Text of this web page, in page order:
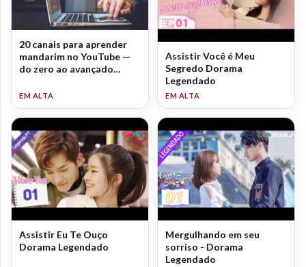
20 canais para aprender
mandarim no YouTube —
do zero ao avançado
Assistir Você é Meu
Segredo Dorama
Legendado
Assistir Eu Te Ouço
Dorama Legendado
Mergulhando em seu
sorriso - Dorama
Legendado